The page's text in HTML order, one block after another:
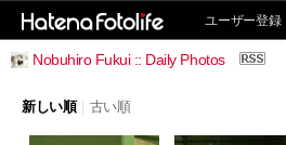
ユーザー登録
Nobuhiro Fukui :: Daily Photos
新しい順 古い順